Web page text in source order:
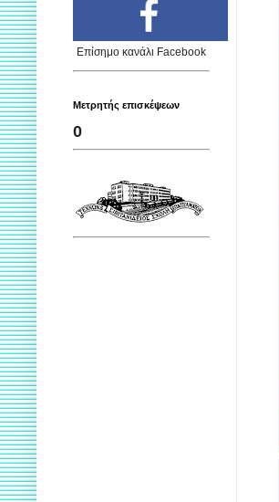
Επίσημο κανάλι Facebook
Μετρητής επισκέψεων
0